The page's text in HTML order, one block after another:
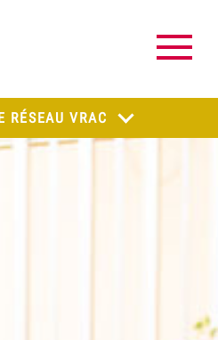
RÉSEAU VRAC